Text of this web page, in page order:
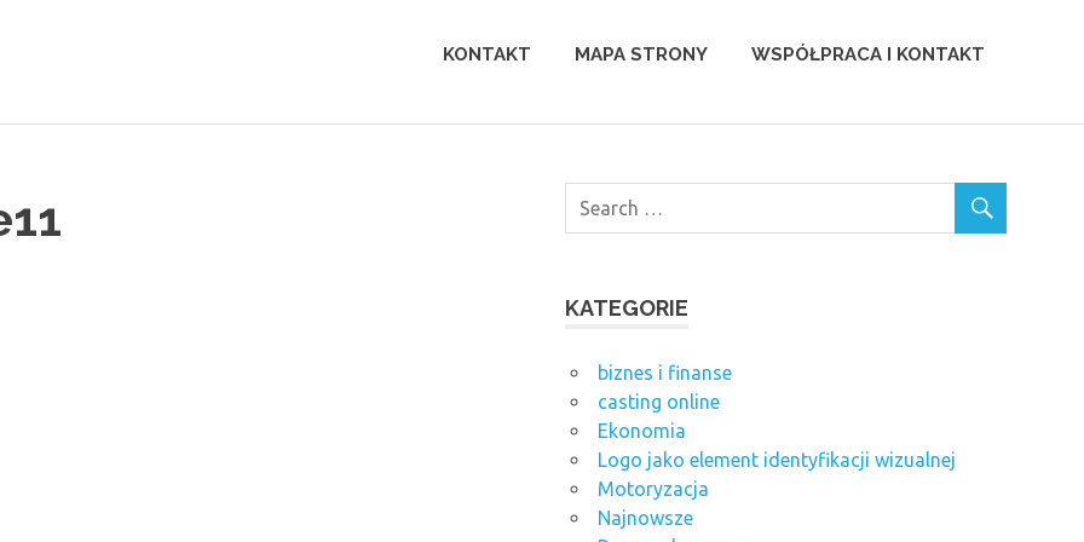
perfecta
KONTAKT MAPA STRONY WSPÓŁPRACA I KONTAKT
KATEGORIE
biznes i finanse
casting online
Ekonomia
Logo jako element identyfikacji wizualnej
Motoryzacja
Najnowsze